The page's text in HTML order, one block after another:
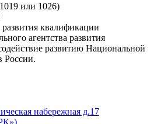
или 1026)
квалификации
агентства развития
развитию Национальной
России.
набережная д.17